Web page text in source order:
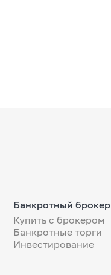
Банкротный брокер
Купить с брокером
Банкротные торги
Инвестирование